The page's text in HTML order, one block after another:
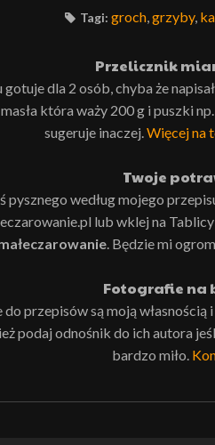
Tagi: groch, grzyby,
Przelicznik
dla 2 osób, chyba że
która waży 200 g i puszki
sugeruje inaczej. Więcej na
Twoje
pysznego według mojego
lub wklej na Tablicy
. Będzie mi
Fotografie na
przepisów są moją
podaj odnośnik do ich autora
bardzo miło.